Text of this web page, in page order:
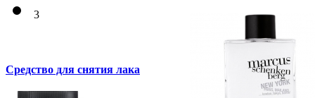
3
Средство для снятия лака